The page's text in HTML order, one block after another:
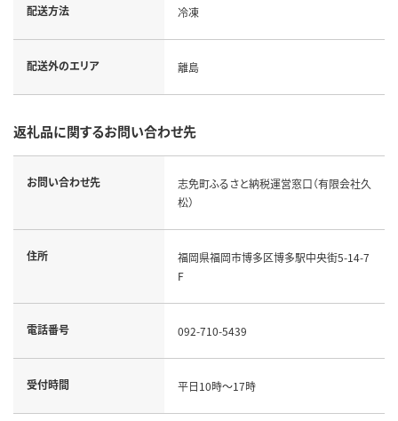
配送方法 冷凍
配送外のエリア 離島
返礼品に関するお問い合わせ先
お問い合わせ先
志免町ふるさと納税運営窓口（有限会社久
松）
住所
福岡県福岡市博多区博多駅中央街5-14-7
F
電話番号 092-710-5439
受付時間 平日10時～17時